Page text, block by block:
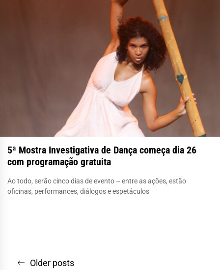
5ª Mostra Investigativa de Dança começa dia 26
com programação gratuita
Ao todo, serão cinco dias de evento – entre as ações, estão
oficinas, performances, diálogos e espetáculos
Navegação
Older posts